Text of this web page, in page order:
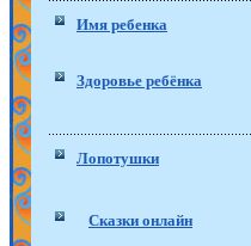
Имя ребенка
Здоровье ребёнка
Лопотушки
Сказки онлайн